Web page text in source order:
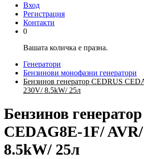
Вход
Регистрация
Контакти
0
Вашата количка е празна.
Генератори
Бензинови монофазни генератори
Бензинов генератор CEDRUS
230V/ 8.5kW/ 25л
Бензинов
CEDAG8E-1F/
8.5kW/ 25л